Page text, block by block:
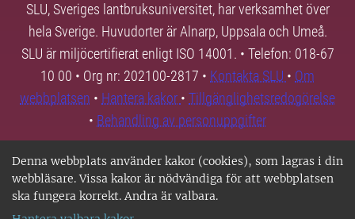
Denna webbplats använder kakor (cookies), som lagras i din
webbläsare. Vissa kakor är nödvändiga för att webbplatsen
ska fungera korrekt. Andra är valbara.
SLU, Sveriges lantbruksuniversitet, har verksamhet över
hela Sverige. Huvudorter är Alnarp, Uppsala och Umeå.
SLU är miljöcertifierat enligt ISO 14001. • Telefon: 018-67
10 00 • Org nr: 202100-2817 • Kontakta SLU • Om
webbplatsen • Hantera kakor • Tillgänglighetsredogörelse
• Behandling av personuppgifter